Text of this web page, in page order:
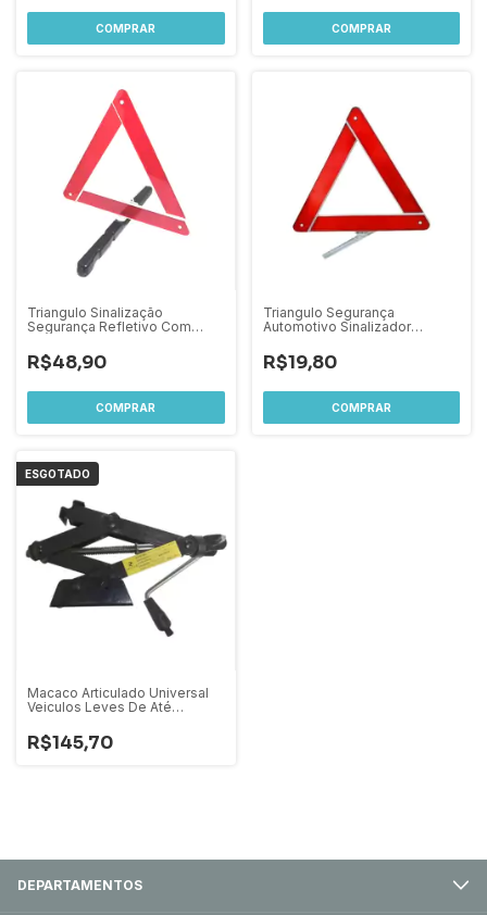
Triangulo Sinalização
Segurança Refletivo Com
R$48,90
Triangulo Segurança
Automotivo Sinalizador
R$19,80
ESGOTADO
Macaco Articulado Universal
Veiculos Leves De Até
R$145,70
DEPARTAMENTOS